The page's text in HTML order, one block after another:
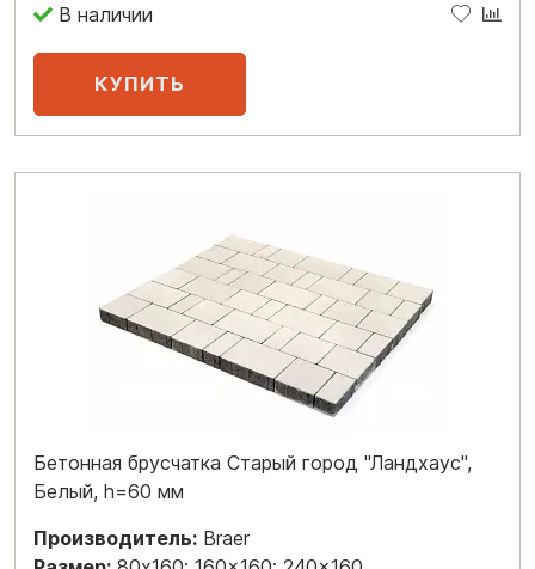
В наличии
Бетонная брусчатка Старый город "Ландхаус",
Белый, h=60 мм
Производитель: Braer